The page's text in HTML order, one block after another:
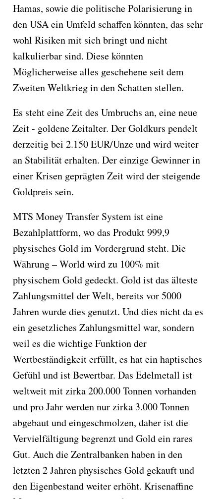
Hamas, sowie die politische Polarisierung in
den USA ein Umfeld schaffen könnten, das sehr
wohl Risiken mit sich bringt und nicht
kalkulierbar sind. Diese könnten
Möglicherweise alles geschehene seit dem
Zweiten Weltkrieg in den Schatten stellen.
Es steht eine Zeit des Umbruchs an, eine neue
Zeit - goldene Zeitalter. Der Goldkurs pendelt
derzeitig bei 2.150 EUR/Unze und wird weiter
an Stabilität erhalten. Der einzige Gewinner in
einer Krisen geprägten Zeit wird der steigende
Goldpreis sein.
MTS Money Transfer System ist eine
Bezahlplattform, wo das Produkt 999,9
physisches Gold im Vordergrund steht. Die
Währung – World wird zu 100% mit
physischem Gold gedeckt. Gold ist das älteste
Zahlungsmittel der Welt, bereits vor 5000
Jahren wurde dies genutzt. Und dies nicht da es
ein gesetzliches Zahlungsmittel war, sondern
weil es die wichtige Funktion der
Wertbeständigkeit erfüllt, es hat ein haptisches
Gefühl und ist Bewertbar. Das Edelmetall ist
weltweit mit zirka 200.000 Tonnen vorhanden
und pro Jahr werden nur zirka 3.000 Tonnen
abgebaut und eingeschmolzen, daher ist die
Vervielfältigung begrenzt und Gold ein rares
Gut. Auch die Zentralbanken haben in den
letzten 2 Jahren physisches Gold gekauft und
den Eigenbestand weiter erhöht. Krisenaffine